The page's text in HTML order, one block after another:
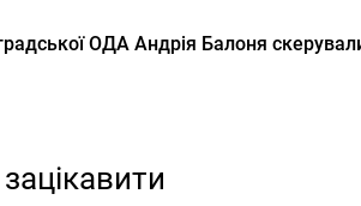
ОДА Андрія Балоня